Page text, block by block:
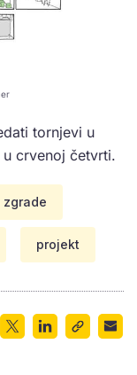
tornjevi u
crvenoj četvrti.
projekt